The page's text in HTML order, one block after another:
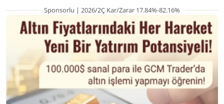
Sponsorlu | 2026/2Ç Kar/Zarar 17.84%-82.16%